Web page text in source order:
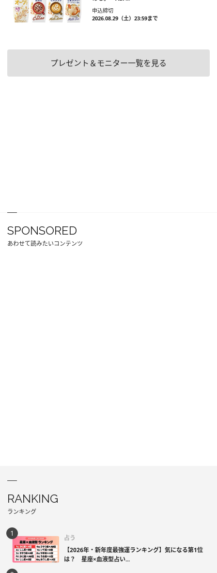
申込締切
2026.08.29（土）23:59まで
プレゼント＆モニター一覧を見る
SPONSORED
あわせて読みたいコンテンツ
RANKING
ランキング
占う
【2026年・新年度最強運ランキング】気になる第1位
は？ 星座×血液型占い...